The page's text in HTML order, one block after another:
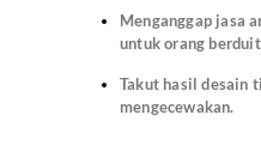
Menganggap jasa
untuk orang
Takut hasil desain
mengecewakan.